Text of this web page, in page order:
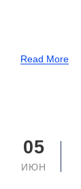
Read More
05
ИЮН